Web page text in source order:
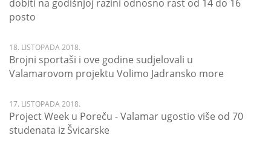
dobiti na godišnjoj razini odnosno rast od 14 do 16
posto
18. LISTOPADA 2018.
Brojni sportaši i ove godine sudjelovali u
Valamarovom projektu Volimo Jadransko more
17. LISTOPADA 2018.
Project Week u Poreču - Valamar ugostio više od 70
studenata iz Švicarske